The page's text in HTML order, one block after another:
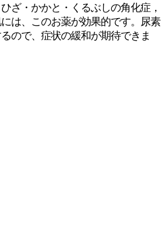
ざ・かかと・くるぶしの角化症，
は、このお薬が効果的です。尿素
ので、症状の緩和が期待できま